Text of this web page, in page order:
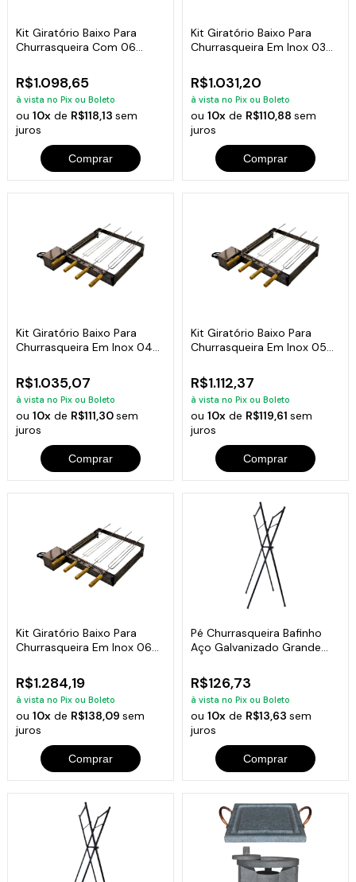
Kit Giratório Baixo Para
Churrasqueira Com 06
R$1.098,65
à vista no Pix ou Boleto
ou10x de R$118,13sem
juros
Comprar
Kit Giratório Baixo Para
Churrasqueira Em Inox 03
R$1.031,20
à vista no Pix ou Boleto
ou 10xde R$110,88 sem
juros
Comprar
Kit Giratório Baixo Para
Churrasqueira Em Inox 04
R$1.035,07
à vista no Pix ou Boleto
ou10x de R$111,30sem
juros
Comprar
Kit Giratório Baixo Para
Churrasqueira Em Inox 05
R$1.112,37
à vista no Pix ou Boleto
ou 10xde R$119,61 sem
juros
Comprar
Kit Giratório Baixo Para
Churrasqueira Em Inox 06
R$1.284,19
à vista no Pix ou Boleto
ou10x de R$138,09sem
juros
Comprar
Pé Churrasqueira Bafinho
Aço Galvanizado Grande
R$126,73
à vista no Pix ou Boleto
ou 10xde R$13,63 sem
juros
Comprar